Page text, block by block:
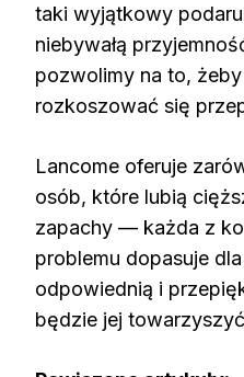
taki wyjątkowy
niebywałą
pozwolimy na to,
rozkoszować się
Lancome oferuje
osób, które lubią
zapachy — każda z
problemu dopasuje
odpowiednią i
będzie jej